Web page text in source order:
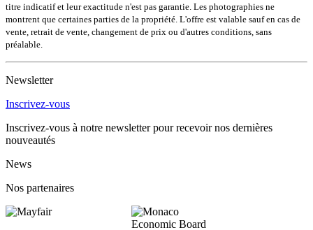
titre indicatif et leur exactitude n'est pas garantie. Les photographies ne
montrent que certaines parties de la propriété. L'offre est valable sauf en cas de
vente, retrait de vente, changement de prix ou d'autres conditions, sans
préalable.
Newsletter
Inscrivez-vous
Inscrivez-vous à notre newsletter pour recevoir nos dernières
nouveautés
News
Nos partenaires